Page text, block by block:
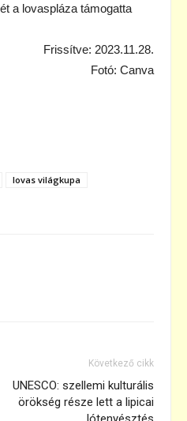
a lovaspláza támogatta
Frissítve: 2023.11.28.
Fotó: Canva
lovas világkupa
Következő cikk
UNESCO: szellemi kulturális
örökség része lett a lipicai